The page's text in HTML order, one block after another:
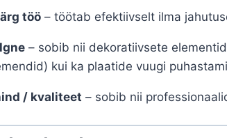
töö– töötab efektiivselt ilma
– sobib nii dekoratiivsete
kui ka plaatide vuugi
/ kvaliteet – sobib nii